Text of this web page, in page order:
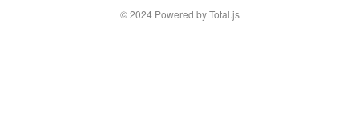
© 2024 Powered by Total.js